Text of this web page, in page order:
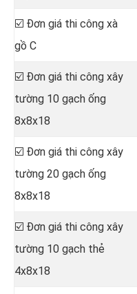
☑️ Đơn giá thi công xà
gồ C
☑️ Đơn giá thi công xây
tường 10 gạch ống
8x8x18
☑️ Đơn giá thi công xây
tường 20 gạch ống
8x8x18
☑️ Đơn giá thi công xây
tường 10 gạch thẻ
4x8x18